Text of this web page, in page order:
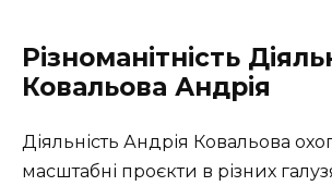
Різноманітність
Ковальова Андрія
Діяльність Андрія Ковальова
масштабні проєкти в різних